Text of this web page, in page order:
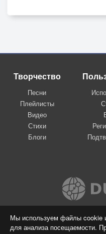
Мы используем файлы cookie
для анализа посещаемости.
Творчество
Песни
Плейлисты
Видео
Стихи
Блоги
©